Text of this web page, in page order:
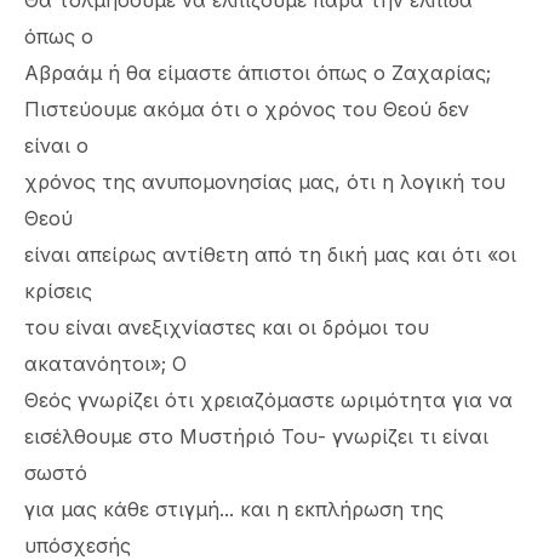
όπως ο
Αβραάμ ή θα είμαστε άπιστοι όπως ο Ζαχαρίας;
Πιστεύουμε ακόμα ότι ο χρόνος του Θεού δεν
είναι ο
χρόνος της ανυπομονησίας μας, ότι η λογική του
Θεού
είναι απείρως αντίθετη από τη δική μας και ότι «οι
κρίσεις
του είναι ανεξιχνίαστες και οι δρόμοι του
ακατανόητοι»; Ο
Θεός γνωρίζει ότι χρειαζόμαστε ωριμότητα για να
εισέλθουμε στο Μυστήριό Του- γνωρίζει τι είναι
σωστό
για μας κάθε στιγμή... και η εκπλήρωση της
υπόσχεσής